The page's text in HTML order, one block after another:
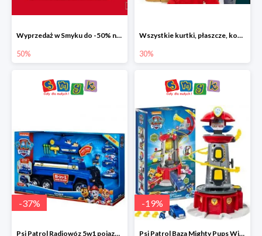
Wyprzedaż w Smyku do -50% na ubrania i buty
50%
Wszystkie kurtki, płaszcze, kombinezony i spodnie narciarskie -30%
30%
-37%
Psi Patrol Radiowóz 5w1 pojazd ratunkowy z figurką Chase'a -37%
-19%
Psi Patrol Baza Mighty Pups Wieża obserwacyjna+pojazd z figurką -19%